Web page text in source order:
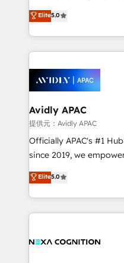
Mindedness, and Clarity. We are driven to win for the
collective good of the
things are happening.
upgrading and
generating aspect of your
HubSpot Elite
nerds who can harness
experience. Working hand-in-hand with your team,
we’ll assemble a
traffic, generates better
revenue goals. We've worked with thousands of
HubSpot customers
too! Clients come to us for: Advanced CRM solutions
HubSpot Data System
to HubSpot New lead
Elite5.0
Avidly APAC
提供元：Avidly APAC
Officially APAC's #1
since 2019, we empower businesses in Australia,
New Zealand, and
potential through
implementation. And we deliver best practice across
the whole HubSpot
all businesses, from
Elite5.0